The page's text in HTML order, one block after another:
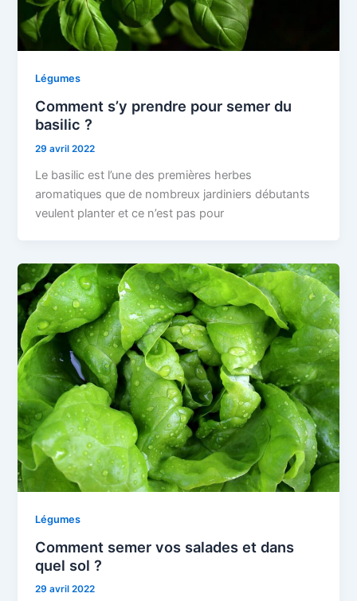
Légumes
Comment s’y prendre pour semer du
basilic ?
29 avril 2022
Le basilic est l’une des premières herbes
aromatiques que de nombreux jardiniers débutants
veulent planter et ce n’est pas pour
Légumes
Comment semer vos salades et dans
quel sol ?
29 avril 2022